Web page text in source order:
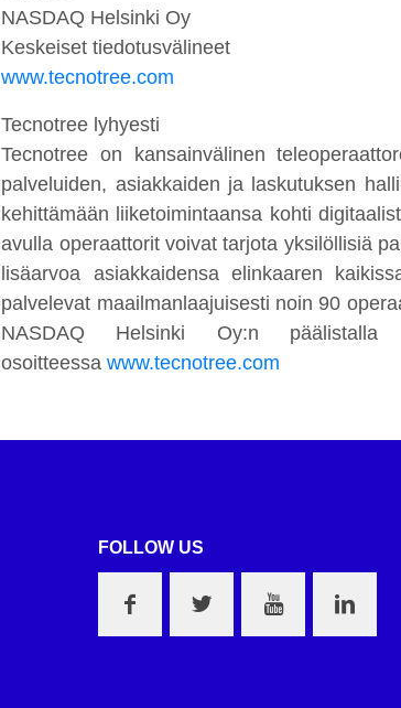
NASDAQ Helsinki Oy
Keskeiset tiedotusvälineet
www.tecnotree.com
Tecnotree lyhyesti
Tecnotree on kansainvälinen
palveluiden, asiakkaiden ja laskutuksen
kehittämään liiketoimintaansa kohti
avulla operaattorit voivat tarjota yksilöllisiä
lisäarvoa asiakkaidensa elinkaaren
palvelevat maailmanlaajuisesti noin 90
NASDAQ Helsinki Oy:n
osoitteessawww.tecnotree.com
FOLLOW US